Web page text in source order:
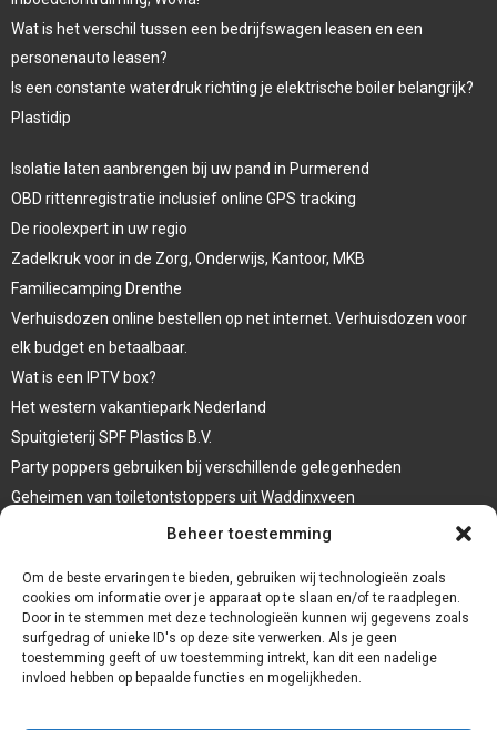
Beheer toestemming
Om de beste ervaringen te bieden, gebruiken wij technologieën zoals
cookies om informatie over je apparaat op te slaan en/of te raadplegen.
Door in te stemmen met deze technologieën kunnen wij gegevens zoals
surfgedrag of unieke ID's op deze site verwerken. Als je geen
toestemming geeft of uw toestemming intrekt, kan dit een nadelige
invloed hebben op bepaalde functies en mogelijkheden.
Wat is het verschil tussen een bedrijfswagen leasen en een
personenauto leasen?
Is een constante waterdruk richting je elektrische boiler belangrijk?
Plastidip
Isolatie laten aanbrengen bij uw pand in Purmerend
OBD rittenregistratie inclusief online GPS tracking
De rioolexpert in uw regio
Zadelkruk voor in de Zorg, Onderwijs, Kantoor, MKB
Familiecamping Drenthe
Verhuisdozen online bestellen op net internet. Verhuisdozen voor
elk budget en betaalbaar.
Wat is een IPTV box?
Het western vakantiepark Nederland
Spuitgieterij SPF Plastics B.V.
Party poppers gebruiken bij verschillende gelegenheden
Geheimen van toiletontstoppers uit Waddinxveen
Vormen van terrasaankleding